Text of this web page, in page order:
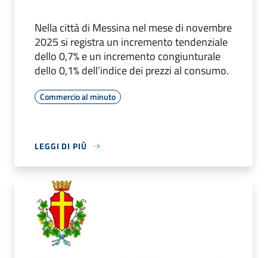
Nella città di Messina nel mese di novembre
2025 si registra un incremento tendenziale
dello 0,7% e un incremento congiunturale
dello 0,1% dell’indice dei prezzi al consumo.
Commercio al minuto
LEGGI DI PIÙ